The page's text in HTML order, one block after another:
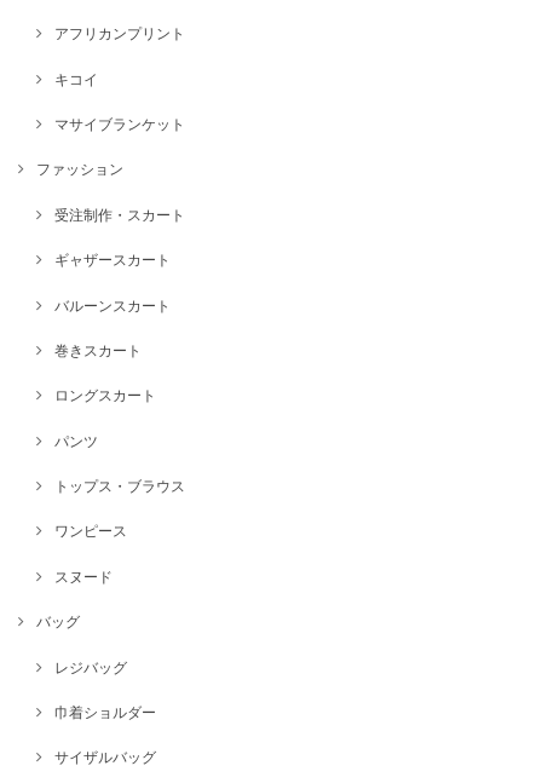
アフリカンプリント
キコイ
マサイブランケット
ファッション
受注制作・スカート
ギャザースカート
バルーンスカート
巻きスカート
ロングスカート
パンツ
トップス・ブラウス
ワンピース
スヌード
バッグ
レジバッグ
巾着ショルダー
サイザルバッグ